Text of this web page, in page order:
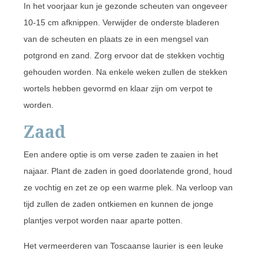
In het voorjaar kun je gezonde scheuten van ongeveer
10-15 cm afknippen. Verwijder de onderste bladeren
van de scheuten en plaats ze in een mengsel van
potgrond en zand. Zorg ervoor dat de stekken vochtig
gehouden worden. Na enkele weken zullen de stekken
wortels hebben gevormd en klaar zijn om verpot te
worden.
Zaad
Een andere optie is om verse zaden te zaaien in het
najaar. Plant de zaden in goed doorlatende grond, houd
ze vochtig en zet ze op een warme plek. Na verloop van
tijd zullen de zaden ontkiemen en kunnen de jonge
plantjes verpot worden naar aparte potten.
Het vermeerderen van Toscaanse laurier is een leuke